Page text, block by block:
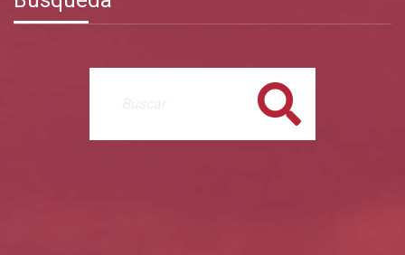
Buscar